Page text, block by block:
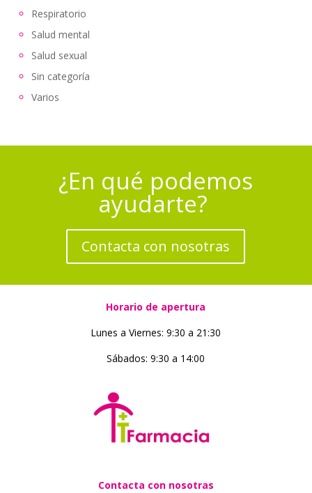
Respiratorio
Salud mental
Salud sexual
Sin categoría
Varios
¿En qué podemos
ayudarte?
Contacta con nosotras
Horario de apertura
Lunes a Viernes: 9:30 a 21:30
Sábados: 9:30 a 14:00
Contacta con nosotras